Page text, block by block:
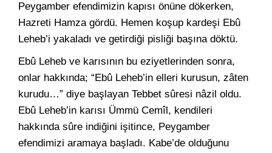
Peygamber efendimizin kapısı önüne dökerken,
Hazreti Hamza gördü. Hemen koşup kardeşi Ebû
Leheb’i yakaladı ve getirdiği pisliği başına döktü.
Ebû Leheb ve karısının bu eziyetlerinden sonra,
onlar hakkında; “Ebû Leheb’in elleri kurusun, zâten
kurudu…” diye başlayan Tebbet sûresi nâzil oldu.
Ebû Leheb’in karısı Ümmü Cemîl, kendileri
hakkında sûre indiğini işitince, Peygamber
efendimizi aramaya başladı. Kabe’de olduğunu